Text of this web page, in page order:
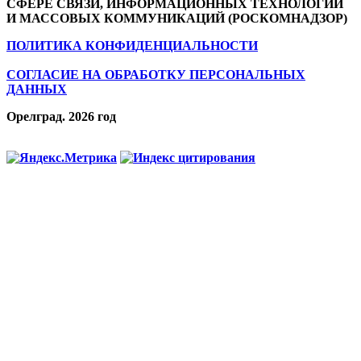
СФЕРЕ СВЯЗИ, ИНФОРМАЦИОННЫХ ТЕХНОЛОГИЙ
И МАССОВЫХ КОММУНИКАЦИЙ (РОСКОМНАДЗОР)
ПОЛИТИКА КОНФИДЕНЦИАЛЬНОСТИ
СОГЛАСИЕ НА ОБРАБОТКУ ПЕРСОНАЛЬНЫХ
ДАННЫХ
Орелград. 2026 год